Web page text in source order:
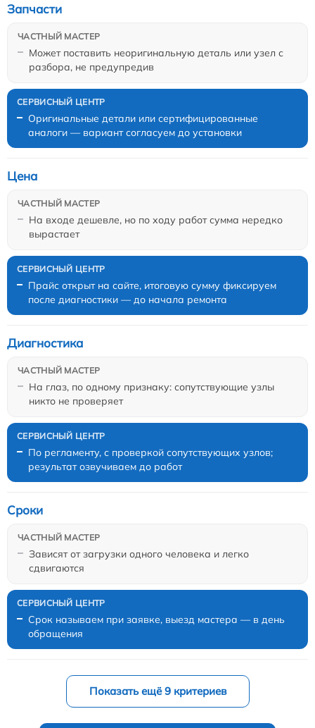
Может поставить неоригинальную деталь или узел с
разбора, не предупредив
Запчасти
Оригинальные детали или сертифицированные
аналоги — вариант согласуем до установки
На входе дешевле, но по ходу работ сумма нередко
вырастает
Цена
Прайс открыт на сайте, итоговую сумму фиксируем
после диагностики — до начала ремонта
На глаз, по одному признаку: сопутствующие узлы
никто не проверяет
Диагностика
По регламенту, с проверкой сопутствующих узлов;
результат озвучиваем до работ
Зависят от загрузки одного человека и легко
сдвигаются
Сроки
Срок называем при заявке, выезд мастера — в день
обращения
Показать ещё 9 критериев